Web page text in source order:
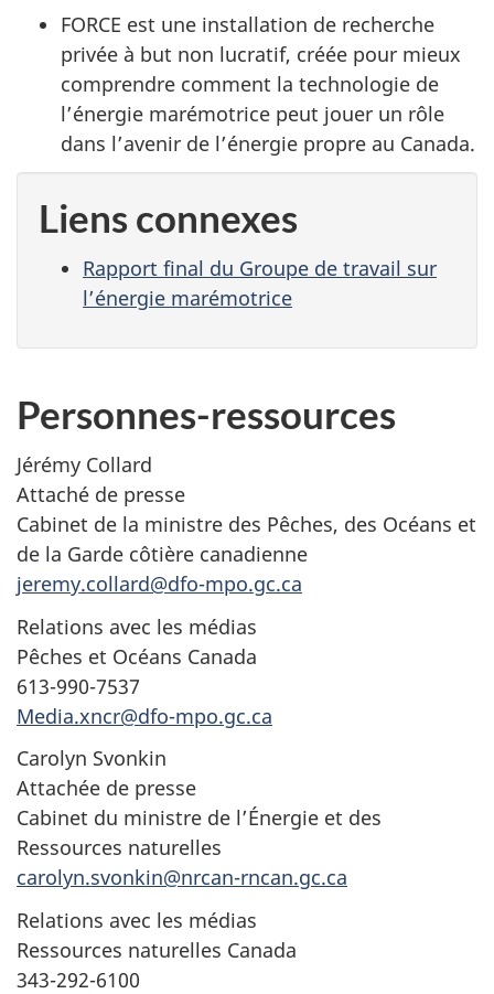
FORCE est une installation de recherche
privée à but non lucratif, créée pour mieux
comprendre comment la technologie de
l’énergie marémotrice peut jouer un rôle
dans l’avenir de l’énergie propre au Canada.
Liens connexes
Rapport final du Groupe de travail sur
l’énergie marémotrice
Personnes-ressources
Jérémy Collard
Attaché de presse
Cabinet de la ministre des Pêches, des Océans et
de la Garde côtière canadienne
jeremy.collard@dfo-mpo.gc.ca
Relations avec les médias
Pêches et Océans Canada
613-990-7537
Media.xncr@dfo-mpo.gc.ca
Carolyn Svonkin
Attachée de presse
Cabinet du ministre de l’Énergie et des
Ressources naturelles
carolyn.svonkin@nrcan-rncan.gc.ca
Relations avec les médias
Ressources naturelles Canada
343-292-6100